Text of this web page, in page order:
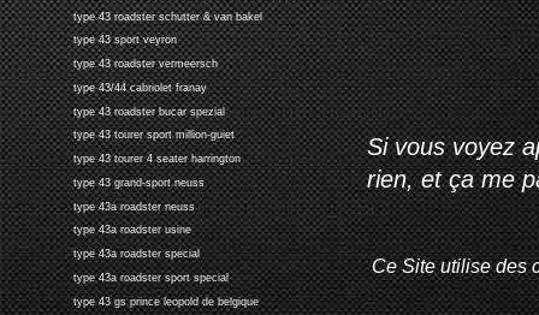
type 43 roadster schutter & van bakel
type 43 sport veyron
type 43 roadster vermeersch
type 43/44 cabriolet franay
type 43 roadster bucar spezial
type 43 tourer sport million-guiet
type 43 tourer 4 seater harrington
type 43 grand-sport neuss
type 43a roadster neuss
type 43a roadster usine
type 43a roadster special
type 43a roadster sport special
type 43 gs prince leopold de belgique
Si vous voyez
rien, et ça me
Ce Site utilise des